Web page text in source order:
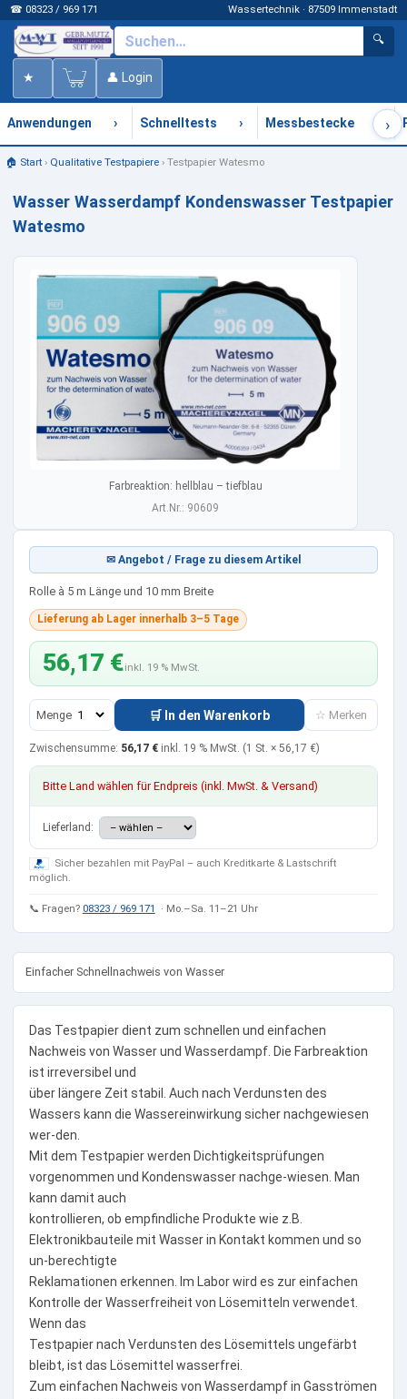
☎ 08323 / 969 171 Wassertechnik · 87509 Immenstadt
🔍
★ 👤 Login
Anwendungen › Schnelltests › Messbestecke ›
🏠 Start› Qualitative Testpapiere› Testpapier Watesmo
Wasser Wasserdampf Kondenswasser Testpapier
Watesmo
Farbreaktion: hellblau – tiefblau
Art.Nr.: 90609
✉ Angebot / Frage zu diesem Artikel
Rolle à 5 m Länge und 10 mm Breite
Lieferung ab Lager innerhalb 3–5 Tage
56,17 €inkl. 19 % MwSt.
Menge 🛒 In den Warenkorb ☆ Merken
Zwischensumme: 56,17 € inkl. 19 % MwSt. (1 St. × 56,17 €)
Bitte Land wählen für Endpreis (inkl. MwSt. & Versand)
Lieferland:
Sicher bezahlen mit PayPal – auch Kreditkarte & Lastschrift
möglich.
📞 Fragen? 08323 / 969 171 · Mo.–Sa. 11–21 Uhr
Einfacher Schnellnachweis von Wasser
Das Testpapier dient zum schnellen und einfachen
Nachweis von Wasser und Wasserdampf. Die Farbreaktion
ist irreversibel und
über längere Zeit stabil. Auch nach Verdunsten des
Wassers kann die Wassereinwirkung sicher nachgewiesen
wer-den.
Mit dem Testpapier werden Dichtigkeitsprüfungen
vorgenommen und Kondenswasser nachge-wiesen. Man
kann damit auch
kontrollieren, ob empfindliche Produkte wie z.B.
Elektronikbauteile mit Wasser in Kontakt kommen und so
un-berechtigte
Reklamationen erkennen. Im Labor wird es zur einfachen
Kontrolle der Wasserfreiheit von Lösemitteln verwendet.
Wenn das
Testpapier nach Verdunsten des Lösemittels ungefärbt
bleibt, ist das Lösemittel wasserfrei.
Zum einfachen Nachweis von Wasserdampf in Gasströmen